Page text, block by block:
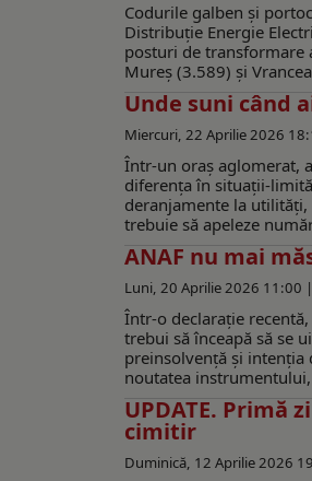
Codurile galben și
Distribuție Energie
posturi de transformare
Mureș (3.589) și
Unde suni când
Miercuri, 22 Aprilie 2026
Într-un oraș aglomerat,
diferența în situații-
deranjamente la
trebuie să apeleze
ANAF nu mai
Luni, 20 Aprilie 2026 11:00 |
Într-o declarație
trebui să înceapă să se
preinsolvență și intenția
noutatea
UPDATE. Primă
cimitir
Duminică, 12 Aprilie 2026